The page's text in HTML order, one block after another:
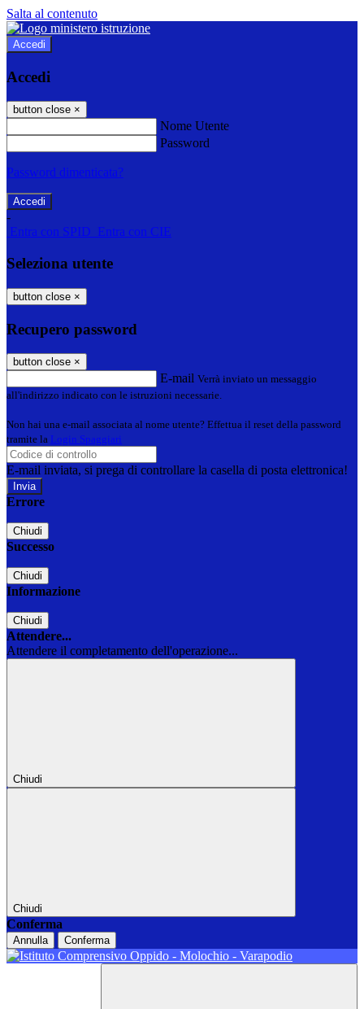
Salta al contenuto
Accedi
Accedi
button close ×
Nome Utente
Password
Password dimenticata?
-
Entra con SPID Entra con CIE
Seleziona utente
button close ×
Recupero password
button close ×
E-mail Verrà inviato un messaggio
all'indirizzo indicato con le istruzioni necessarie.
Non hai una e-mail associata al nome utente? Effettua il reset della password
tramite la Login Spaggiari
E-mail inviata, si prega di controllare la casella di posta elettronica!
Errore
Chiudi
Successo
Chiudi
Informazione
Chiudi
Attendere...
Attendere il completamento dell'operazione...
Chiudi
Chiudi
Conferma
Annulla Conferma